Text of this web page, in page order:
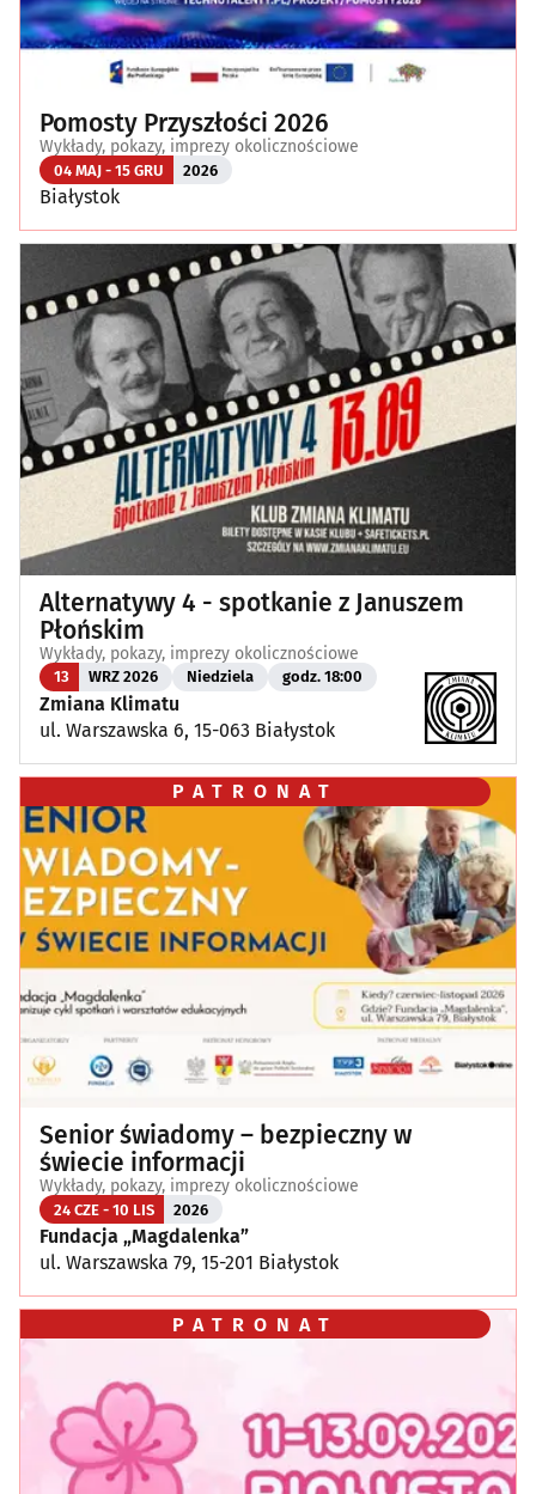
Pomosty Przyszłości 2026
Wykłady, pokazy, imprezy okolicznościowe
04 MAJ - 15 GRU 2026
Białystok
Alternatywy 4 - spotkanie z Januszem
Płońskim
Wykłady, pokazy, imprezy okolicznościowe
13 WRZ 2026 Niedziela godz. 18:00
Zmiana Klimatu
ul. Warszawska 6, 15-063 Białystok
PATRONAT
Senior świadomy – bezpieczny w
świecie informacji
Wykłady, pokazy, imprezy okolicznościowe
24 CZE - 10 LIS 2026
Fundacja „Magdalenka”
ul. Warszawska 79, 15-201 Białystok
PATRONAT